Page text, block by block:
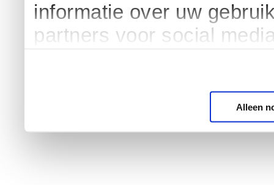
informatie over uw
partners voor social
Alleen